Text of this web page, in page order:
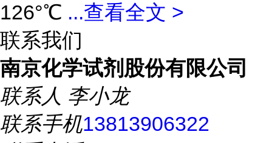
126°℃ ...查看全文 >
联系我们
南京化学试剂股份有限公司
联系人 李小龙
联系手机13813906322